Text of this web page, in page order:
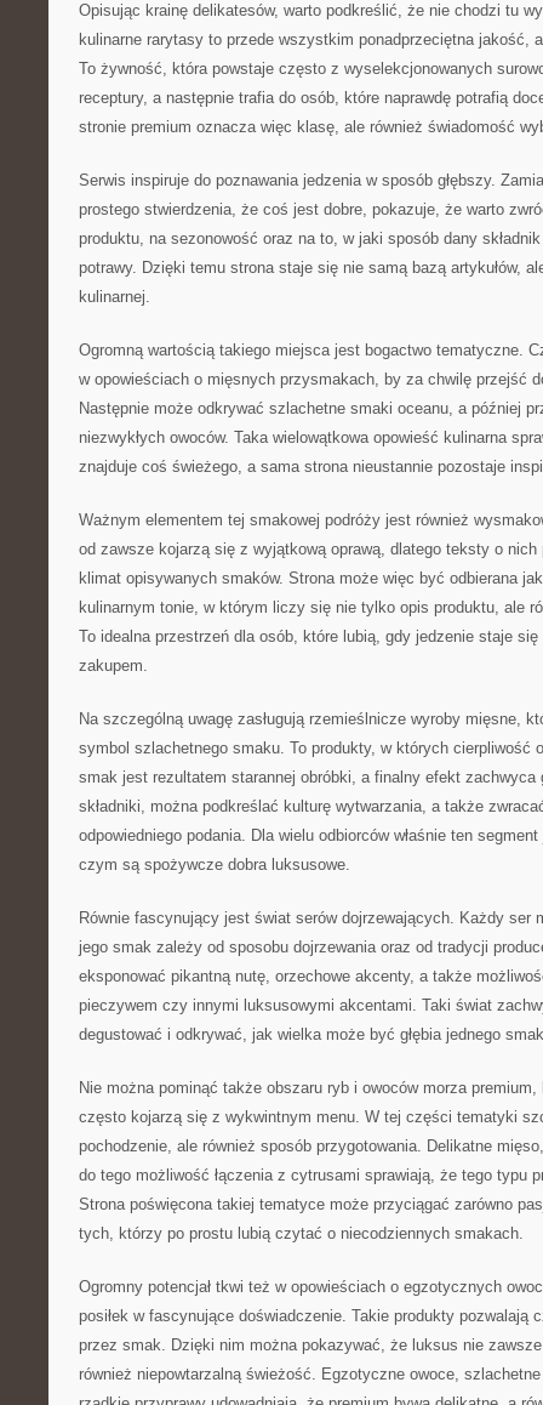
Opisując krainę delikatesów, warto podkreślić, że nie chodzi tu
kulinarne rarytasy to przede wszystkim ponadprzeciętna jakość,
To żywność, która powstaje często z wyselekcjonowanych
receptury, a następnie trafia do osób, które naprawdę potrafią
stronie premium oznacza więc klasę, ale również świadomość
Serwis inspiruje do poznawania jedzenia w sposób głębszy.
prostego stwierdzenia, że coś jest dobre, pokazuje, że warto
produktu, na sezonowość oraz na to, w jaki sposób dany
potrawy. Dzięki temu strona staje się nie samą bazą artykułów,
kulinarnej.
Ogromną wartością takiego miejsca jest bogactwo tematyczne.
w opowieściach o mięsnych przysmakach, by za chwilę przejść
Następnie może odkrywać szlachetne smaki oceanu, a później
niezwykłych owoców. Taka wielowątkowa opowieść kulinarna
znajduje coś świeżego, a sama strona nieustannie pozostaje
Ważnym elementem tej smakowej podróży jest również
od zawsze kojarzą się z wyjątkową oprawą, dlatego teksty o nich
klimat opisywanych smaków. Strona może więc być odbierana
kulinarnym tonie, w którym liczy się nie tylko opis produktu, ale
To idealna przestrzeń dla osób, które lubią, gdy jedzenie staje
zakupem.
Na szczególną uwagę zasługują rzemieślnicze wyroby mięsne,
symbol szlachetnego smaku. To produkty, w których cierpliwość
smak jest rezultatem starannej obróbki, a finalny efekt zachwyca
składniki, można podkreślać kulturę wytwarzania, a także
odpowiedniego podania. Dla wielu odbiorców właśnie ten
czym są spożywcze dobra luksusowe.
Równie fascynujący jest świat serów dojrzewających. Każdy ser
jego smak zależy od sposobu dojrzewania oraz od tradycji
eksponować pikantną nutę, orzechowe akcenty, a także
pieczywem czy innymi luksusowymi akcentami. Taki świat
degustować i odkrywać, jak wielka może być głębia jednego
Nie można pominąć także obszaru ryb i owoców morza premium,
często kojarzą się z wykwintnym menu. W tej części tematyki
pochodzenie, ale również sposób przygotowania. Delikatne
do tego możliwość łączenia z cytrusami sprawiają, że tego typu
Strona poświęcona takiej tematyce może przyciągać zarówno
tych, którzy po prostu lubią czytać o niecodziennych smakach.
Ogromny potencjał tkwi też w opowieściach o egzotycznych
posiłek w fascynujące doświadczenie. Takie produkty pozwalają
przez smak. Dzięki nim można pokazywać, że luksus nie
również niepowtarzalną świeżość. Egzotyczne owoce,